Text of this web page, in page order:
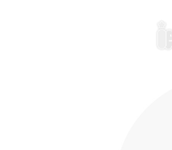
태그 : 환경의날피켓만들기, 환경의날피켓, 환경의날, 환